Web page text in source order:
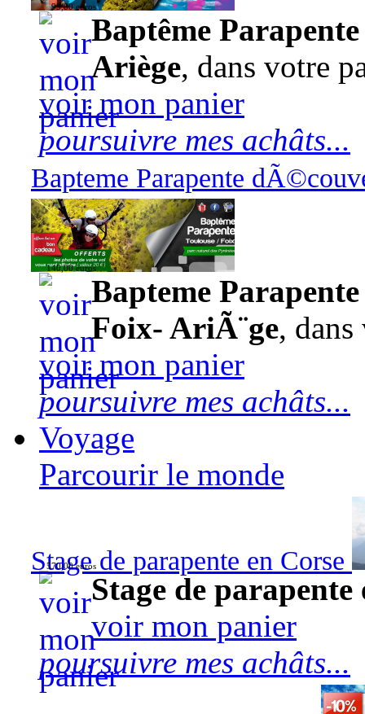
95,00 euros
Baptême
Ariège, dans votre
voir mon panier
poursuivre mes achâts...
Bapteme Parapente
140,00 euros
Bapteme
Foix- AriÃ¨ge,
voir mon panier
poursuivre mes achâts...
Voyage
Parcourir le monde
Stage de parapente en Corse
570,00 euros
Stage de
voir mon panier
poursuivre mes achâts...